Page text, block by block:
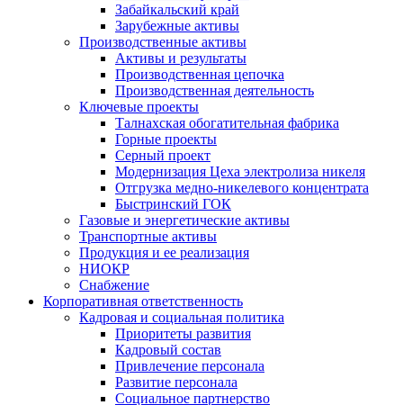
Забайкальский край
Зарубежные активы
Производственные активы
Активы и результаты
Производственная цепочка
Производственная деятельность
Ключевые проекты
Талнахская обогатительная фабрика
Горные проекты
Серный проект
Модернизация Цеха электролиза никеля
Отгрузка медно-никелевого концентрата
Быстринский ГОК
Газовые и энергетические активы
Транспортные активы
Продукция и ее реализация
НИОКР
Снабжение
Корпоративная ответственность
Кадровая и социальная политика
Приоритеты развития
Кадровый состав
Привлечение персонала
Развитие персонала
Социальное партнерство